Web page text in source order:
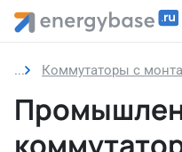
Коммутаторы с